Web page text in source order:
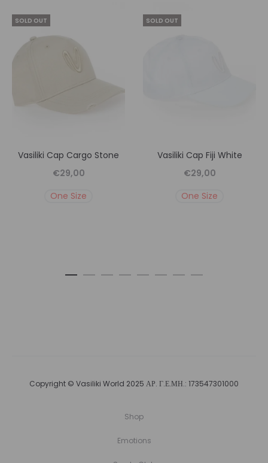
SOLD OUT
Vasiliki Cap Cargo Stone
€29,00
One Size
SOLD OUT
Vasiliki Cap Fiji White
€29,00
One Size
Copyright © Vasiliki World 2025 ΑΡ. Γ.Ε.ΜΗ.: 173547301000
Shop
Emotions